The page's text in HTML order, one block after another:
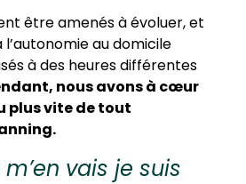
être amenés à évoluer, et
l’autonomie au domicile
à des heures différentes
nous avons à cœur
plus vite de tout
vais je suis